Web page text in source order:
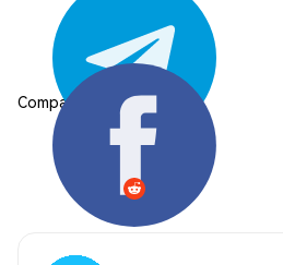
Compartilhar: